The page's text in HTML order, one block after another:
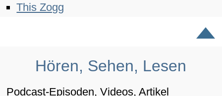
This Zogg
Hören, Sehen, Lesen
Podcast-Episoden, Videos, Artikel